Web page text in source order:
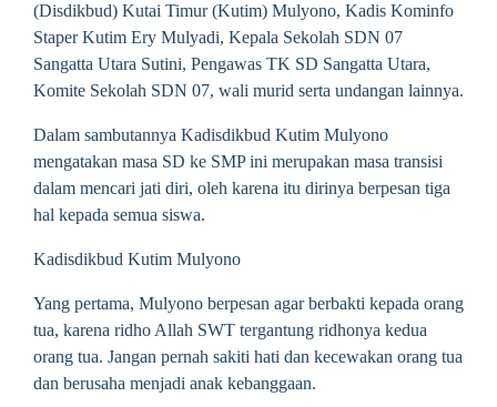
(Disdikbud) Kutai Timur (Kutim) Mulyono, Kadis Kominfo
Staper Kutim Ery Mulyadi, Kepala Sekolah SDN 07
Sangatta Utara Sutini, Pengawas TK SD Sangatta Utara,
Komite Sekolah SDN 07, wali murid serta undangan lainnya.
Dalam sambutannya Kadisdikbud Kutim Mulyono
mengatakan masa SD ke SMP ini merupakan masa transisi
dalam mencari jati diri, oleh karena itu dirinya berpesan tiga
hal kepada semua siswa.
Kadisdikbud Kutim Mulyono
Yang pertama, Mulyono berpesan agar berbakti kepada orang
tua, karena ridho Allah SWT tergantung ridhonya kedua
orang tua. Jangan pernah sakiti hati dan kecewakan orang tua
dan berusaha menjadi anak kebanggaan.